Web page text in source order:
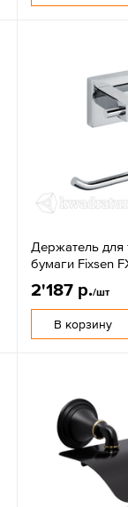
Держатель для
бумаги Fixsen
2'187 р./шт
В корзину